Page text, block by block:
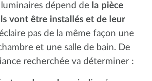
luminaires dépend de la pièce
vont être installés et de leur
pas de la même façon une
et une salle de bain. De
recherchée va déterminer :